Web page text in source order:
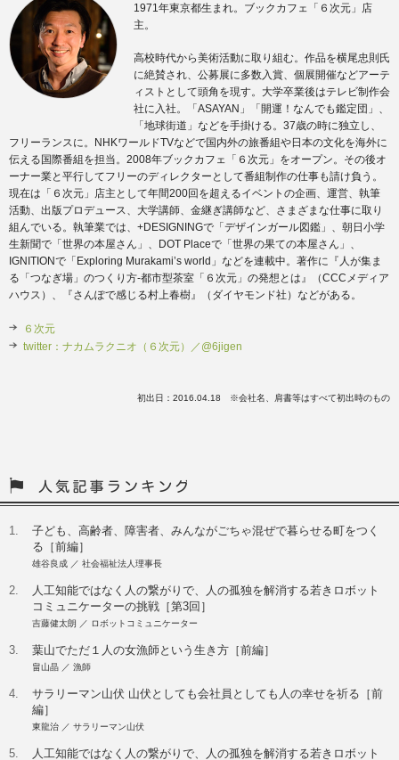
1971年東京都生まれ。ブックカフェ「６次元」店
主。
高校時代から美術活動に取り組む。作品を横尾忠則氏
に絶賛され、公募展に多数入賞、個展開催などアーテ
ィストとして頭角を現す。大学卒業後はテレビ制作会
社に入社。「ASAYAN」「開運！なんでも鑑定団」、
「地球街道」などを手掛ける。37歳の時に独立し、
フリーランスに。NHKワールドTVなどで国内外の旅番組や日本の文化を海外に
伝える国際番組を担当。2008年ブックカフェ「６次元」をオープン。その後オ
ーナー業と平行してフリーのディレクターとして番組制作の仕事も請け負う。
現在は「６次元」店主として年間200回を超えるイベントの企画、運営、執筆
活動、出版プロデュース、大学講師、金継ぎ講師など、さまざまな仕事に取り
組んでいる。執筆業では、+DESIGNINGで「デザインガール図鑑」、朝日小学
生新聞で「世界の本屋さん」、DOT Placeで「世界の果ての本屋さん」、
IGNITIONで「Exploring Murakami’s world」などを連載中。著作に『人が集ま
る「つなぎ場」のつくり方‐都市型茶室「６次元」の発想とは』（CCCメディア
ハウス）、『さんぽで感じる村上春樹』（ダイヤモンド社）などがある。
６次元
twitter：ナカムラクニオ（６次元）／@6jigen
初出日：2016.04.18 ※会社名、肩書等はすべて初出時のもの
1.
子ども、高齢者、障害者、みんながごちゃ混ぜで暮らせる町をつく
る［前編］
雄谷良成 ／ 社会福祉法人理事長
2.
人工知能ではなく人の繋がりで、人の孤独を解消する若きロボット
コミュニケーターの挑戦［第3回］
吉藤健太朗 ／ ロボットコミュニケーター
3. 葉山でただ１人の女漁師という生き方［前編］
畠山晶 ／ 漁師
4.
サラリーマン山伏 山伏としても会社員としても人の幸せを祈る［前
編］
東龍治 ／ サラリーマン山伏
5.
人工知能ではなく人の繋がりで、人の孤独を解消する若きロボット